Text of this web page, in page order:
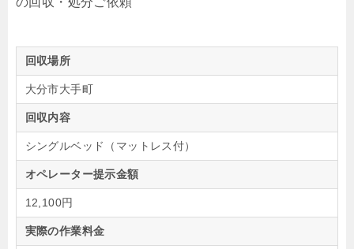
回収場所
大分市大手町
回収内容
シングルベッド（マットレス付）
オペレーター提示金額
12,100円
実際の作業料金